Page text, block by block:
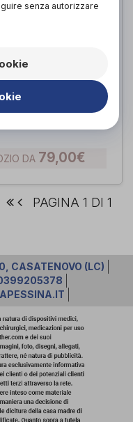
DA 79,00€
PAGINA 1 DI 1
CASATENOVO (LC)
senza autorizzare